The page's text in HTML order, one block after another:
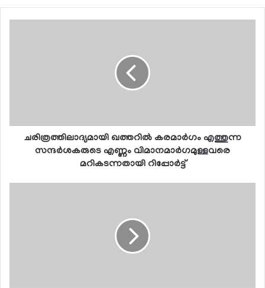
ചരിത്രത്തിലാദ്യമായി ഖത്തറില്‍ കരമാര്‍ഗം എത്തുന്ന
സന്ദര്‍ശകരുടെ എണ്ണം വിമാനമാര്‍ഗമുള്ളവരെ
മറികടന്നതായി റിപ്പോര്‍ട്ട്